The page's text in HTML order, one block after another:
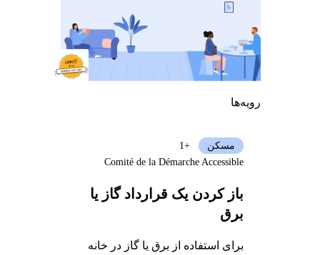
رویه‌ها
باز کردن یک قرارداد گاز یا
برق
برای استفاده از برق یا گاز در خانه
مسکن
+1
Comité de la Démarche Accessible